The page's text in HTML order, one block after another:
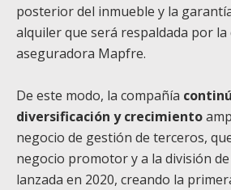
posterior del inmueble y la
alquiler que será respaldada por la
aseguradora Mapfre.
De este modo, la compañía
diversificación y crecimiento
negocio de gestión de terceros,
negocio promotor y a la división
lanzada en 2020, creando la